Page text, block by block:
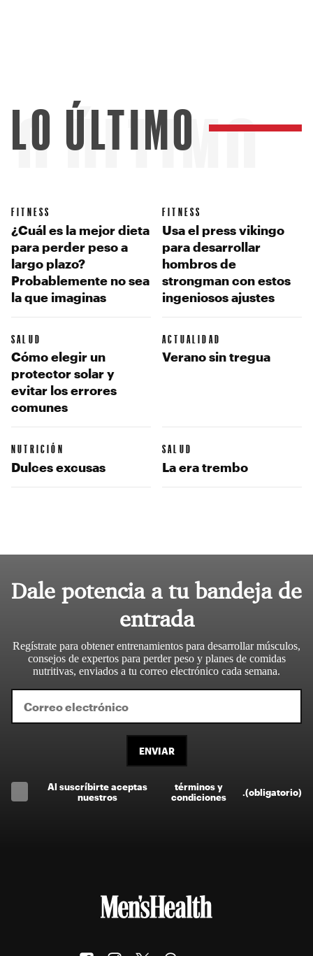
ÚLTIMO
LO ÚLTIMO
FITNESS
¿Cuál es la mejor dieta
para perder peso a
largo plazo?
Probablemente no sea
la que imaginas
FITNESS
Usa el press vikingo
para desarrollar
hombros de
strongman con estos
ingeniosos ajustes
SALUD
Cómo elegir un
protector solar y
evitar los errores
comunes
ACTUALIDAD
Verano sin tregua
NUTRICIÓN
Dulces excusas
SALUD
La era trembo
Dale potencia a tu bandeja de
entrada
Regístrate para obtener entrenamientos para desarrollar músculos,
consejos de expertos para perder peso y planes de comidas
nutritivas, enviados a tu correo electrónico cada semana.
ENVIAR
Al suscríbirte aceptas
nuestros
términos y
condiciones
(obligatorio)